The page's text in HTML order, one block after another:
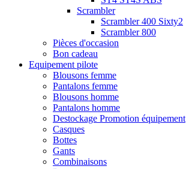
Scrambler
Scrambler 400 Sixty2
Scrambler 800
Pièces d'occasion
Bon cadeau
Equipement pilote
Blousons femme
Pantalons femme
Blousons homme
Pantalons homme
Destockage Promotion équipement
Casques
Bottes
Gants
Combinaisons